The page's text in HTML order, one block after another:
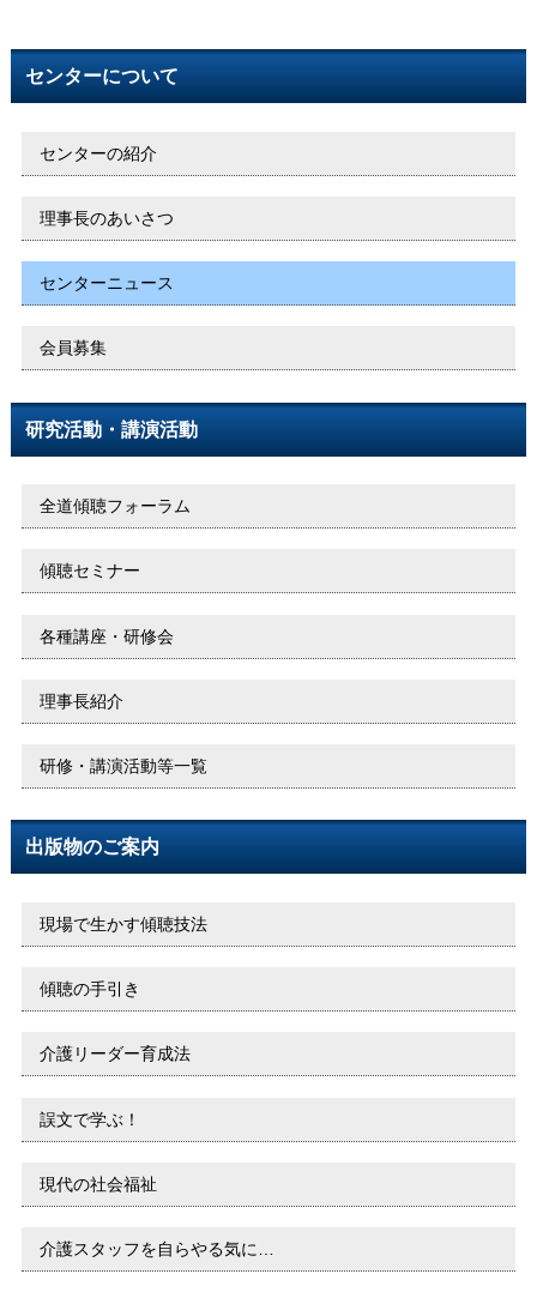
センターについて
センターの紹介
理事長のあいさつ
センターニュース
会員募集
研究活動・講演活動
全道傾聴フォーラム
傾聴セミナー
各種講座・研修会
理事長紹介
研修・講演活動等一覧
出版物のご案内
現場で生かす傾聴技法
傾聴の手引き
介護リーダー育成法
誤文で学ぶ！
現代の社会福祉
介護スタッフを自らやる気に…